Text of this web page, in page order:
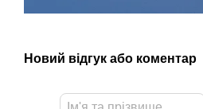
Новий відгук або коментар